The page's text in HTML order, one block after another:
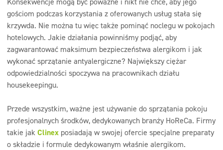
gościom podczas korzystania z oferowanych usług stała się
krzywda. Nie można tu więc także pominąć noclegu w pokojach
hotelowych. Jakie działania powinniśmy podjąć, aby
zagwarantować maksimum bezpieczeństwa alergikom i jak
wykonać sprzątanie antyalergiczne? Największy ciężar
odpowiedzialności spoczywa na pracownikach działu
housekeepingu.
Przede wszystkim, ważne jest używanie do sprzątania pokoju
profesjonalnych środków, dedykowanych branży HoReCa. Firmy
takie jakClinex posiadają w swojej ofercie specjalne preparaty
o składzie i formule dedykowanym właśnie alergikom.